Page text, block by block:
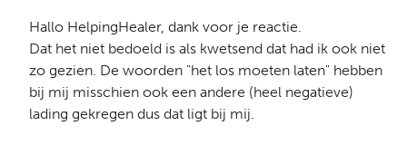
Hallo HelpingHealer, dank voor je reactie.
Dat het niet bedoeld is als kwetsend dat had ik ook niet
zo gezien. De woorden "het los moeten laten" hebben
bij mij misschien ook een andere (heel negatieve)
lading gekregen dus dat ligt bij mij.